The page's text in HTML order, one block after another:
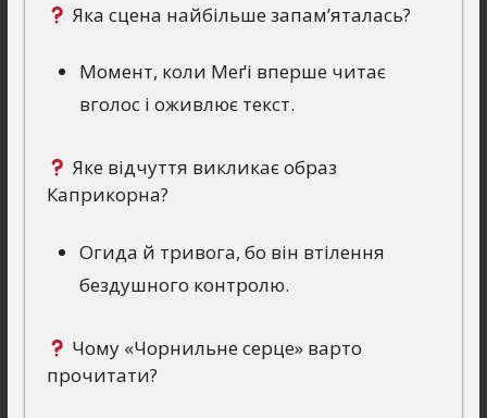
Яка сцена найбільше запам’яталась?
Момент, коли Меґі вперше читає
вголос і оживлює текст.
Яке відчуття викликає образ
Каприкорна?
Огида й тривога, бо він втілення
бездушного контролю.
Чому «Чорнильне серце» варто
прочитати?